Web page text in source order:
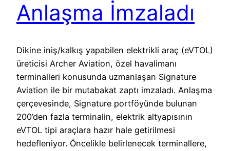
Anlaşma İmzaladı
Dikine iniş/kalkış yapabilen elektrikli araç (eVTOL)
üreticisi Archer Aviation, özel havalimanı
terminalleri konusunda uzmanlaşan Signature
Aviation ile bir mutabakat zaptı imzaladı. Anlaşma
çerçevesinde, Signature portföyünde bulunan
200’den fazla terminalin, elektrik altyapısının
eVTOL tipi araçlara hazır hale getirilmesi
hedefleniyor. Öncelikle belirlenecek terminallere,